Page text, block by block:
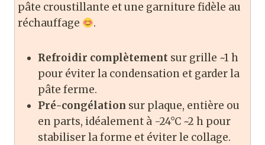
pâte croustillante et une garniture fidèle au
réchauffage
.
Refroidir complètement sur grille ~1 h
pour éviter la condensation et garder la
pâte ferme.
Pré-congélation sur plaque, entière ou
en parts, idéalement à -24°C ~2 h pour
stabiliser la forme et éviter le collage.